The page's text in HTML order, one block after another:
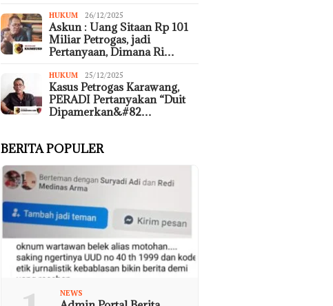
HUKUM 26/12/2025
Askun : Uang Sitaan Rp 101
Miliar Petrogas, jadi
Pertanyaan, Dimana Ri…
HUKUM 25/12/2025
Kasus Petrogas Karawang,
PERADI Pertanyakan “Duit
Dipamerkan&#82…
BERITA POPULER
NEWS